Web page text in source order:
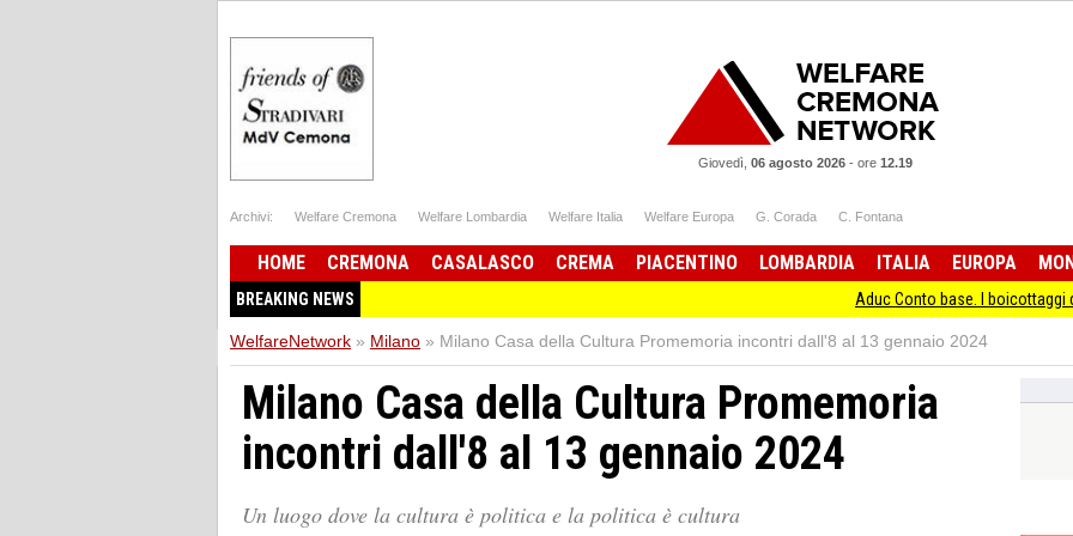
Giovedì, 06 agosto 2026- ore 12.19
Archivi: Welfare Cremona Welfare Lombardia Welfare Italia Welfare Europa G. Corada C. Fontana
HOME CREMONA CASALASCO CREMA PIACENTINO LOMBARDIA ITALIA EUROPA
BREAKING NEWS Aduc Conto base. I boicottaggi delle
WelfareNetwork » Milano » Milano Casa della Cultura Promemoria incontri dall'8 al 13 gennaio 2024
Milano Casa della Cultura Promemoria
incontri dall'8 al 13 gennaio 2024
Un luogo dove la cultura è politica e la politica è cultura